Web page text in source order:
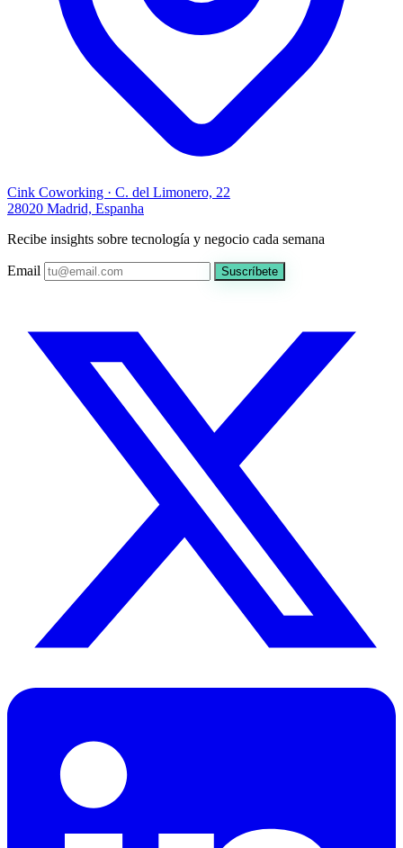
Cink Coworking · C. del Limonero, 22
28020 Madrid, Espanha
Recibe insights sobre tecnología y negocio cada semana
Email Suscríbete